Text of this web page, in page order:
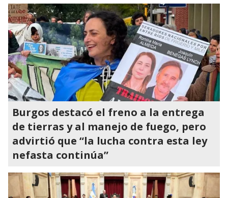
Burgos destacó el freno a la entrega
de tierras y al manejo de fuego, pero
advirtió que “la lucha contra esta ley
nefasta continúa”